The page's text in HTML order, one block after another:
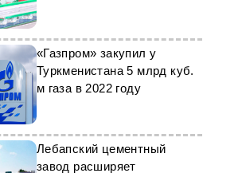
«Газпром» закупил у
Туркменистана 5 млрд куб.
м газа в 2022 году
Лебапский цементный
завод расширяет